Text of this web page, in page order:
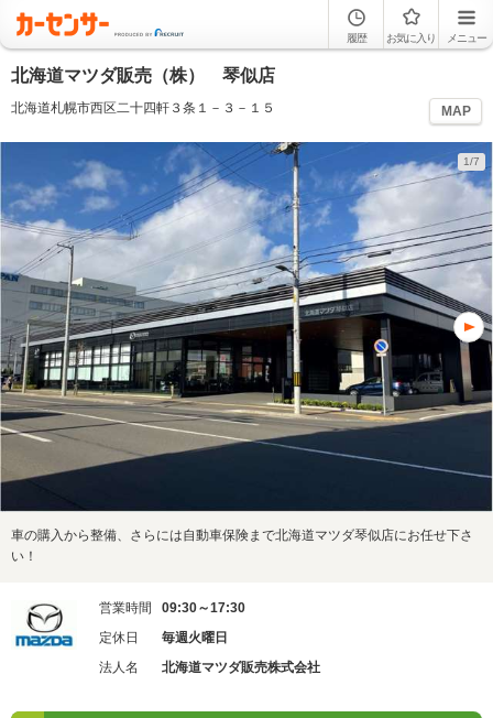
履歴 お気に入り メニュー
北海道マツダ販売（株） 琴似店
北海道札幌市西区二十四軒３条１－３－１５ MAP
1/7
車の購入から整備、さらには自動車保険まで北海道マツダ琴似店にお任せ下さ
い！
営業時間
09:30～17:30
定休日
毎週火曜日
法人名
北海道マツダ販売株式会社